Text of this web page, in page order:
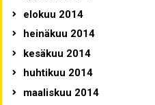
elokuu 2014
heinäkuu 2014
kesäkuu 2014
huhtikuu 2014
maaliskuu 2014